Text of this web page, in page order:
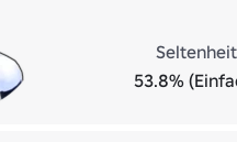
Seltenheit
53.8%